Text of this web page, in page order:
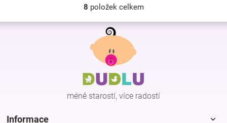
O
v
l
d
a
c
í
p
r
8 položek celkem
Z
méně starostí, více radostí
Informace